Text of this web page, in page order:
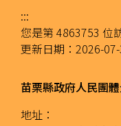
:::
您是第 4863753 位
更新日期： 2026-
苗栗縣政府人民團
地址：